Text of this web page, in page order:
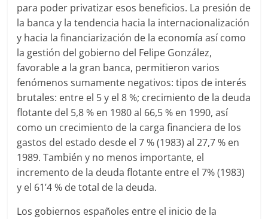
para poder privatizar esos beneficios. La presión de
la banca y la tendencia hacia la internacionalización
y hacia la financiarización de la economía así como
la gestión del gobierno del Felipe González,
favorable a la gran banca, permitieron varios
fenómenos sumamente negativos: tipos de interés
brutales: entre el 5 y el 8 %; crecimiento de la deuda
flotante del 5,8 % en 1980 al 66,5 % en 1990, así
como un crecimiento de la carga financiera de los
gastos del estado desde el 7 % (1983) al 27,7 % en
1989. También y no menos importante, el
incremento de la deuda flotante entre el 7% (1983)
y el 61’4 % de total de la deuda.
Los gobiernos españoles entre el inicio de la